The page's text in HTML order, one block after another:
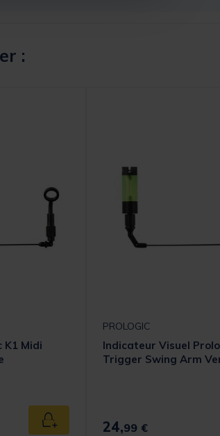
:
K1 Midi
Ajouter au panier
PROLOGIC
Indicateur Visuel
Trigger Swing Arm
24,99 €